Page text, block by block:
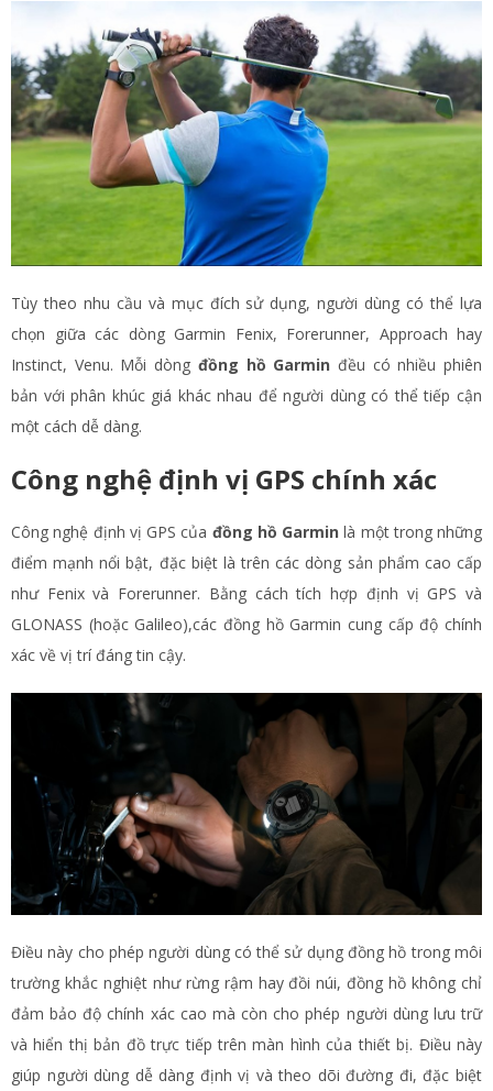
Tùy theo nhu cầu và mục đích sử dụng, người dùng có thể lựa
chọn giữa các dòng Garmin Fenix, Forerunner, Approach hay
Instinct, Venu. Mỗi dòng đồng hồ Garmin đều có nhiều phiên
bản với phân khúc giá khác nhau để người dùng có thể tiếp cận
một cách dễ dàng.
Công nghệ định vị GPS chính xác
Công nghệ định vị GPS của đồng hồ Garmin là một trong những
điểm mạnh nổi bật, đặc biệt là trên các dòng sản phẩm cao cấp
như Fenix và Forerunner. Bằng cách tích hợp định vị GPS và
GLONASS (hoặc Galileo),các đồng hồ Garmin cung cấp độ chính
xác về vị trí đáng tin cậy.
Điều này cho phép người dùng có thể sử dụng đồng hồ trong môi
trường khắc nghiệt như rừng rậm hay đồi núi, đồng hồ không chỉ
đảm bảo độ chính xác cao mà còn cho phép người dùng lưu trữ
và hiển thị bản đồ trực tiếp trên màn hình của thiết bị. Điều này
giúp người dùng dễ dàng định vị và theo dõi đường đi, đặc biệt